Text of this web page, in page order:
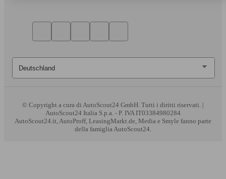
© Copyright a cura di AutoScout24 GmbH. Tutti i diritti riservati. |
AutoScout24 Italia S.p.a. - P. IVA IT03384980284
AutoScout24.it, AutoProff, LeasingMarkt.de, Media e Smyle fanno parte
della famiglia AutoScout24.